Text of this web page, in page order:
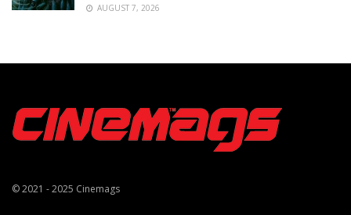
AUGUST 7, 2026
© 2021 - 2025 Cinemags